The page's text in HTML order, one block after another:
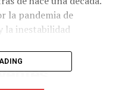
la pandemia de
la inestabilidad